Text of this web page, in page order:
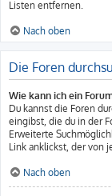
Listen entfernen.
Nach oben
Die Foren
Wie kann ich ein
Du kannst die Foren
eingibst, die du in der
Erweiterte
Link anklickst, der von
Nach oben